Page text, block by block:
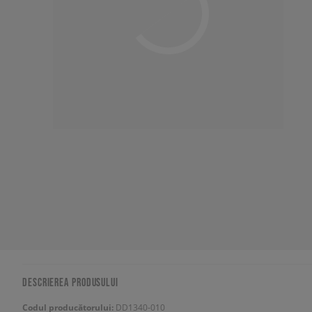
DESCRIEREA PRODUSULUI
Codul producătorului: DD1340-010